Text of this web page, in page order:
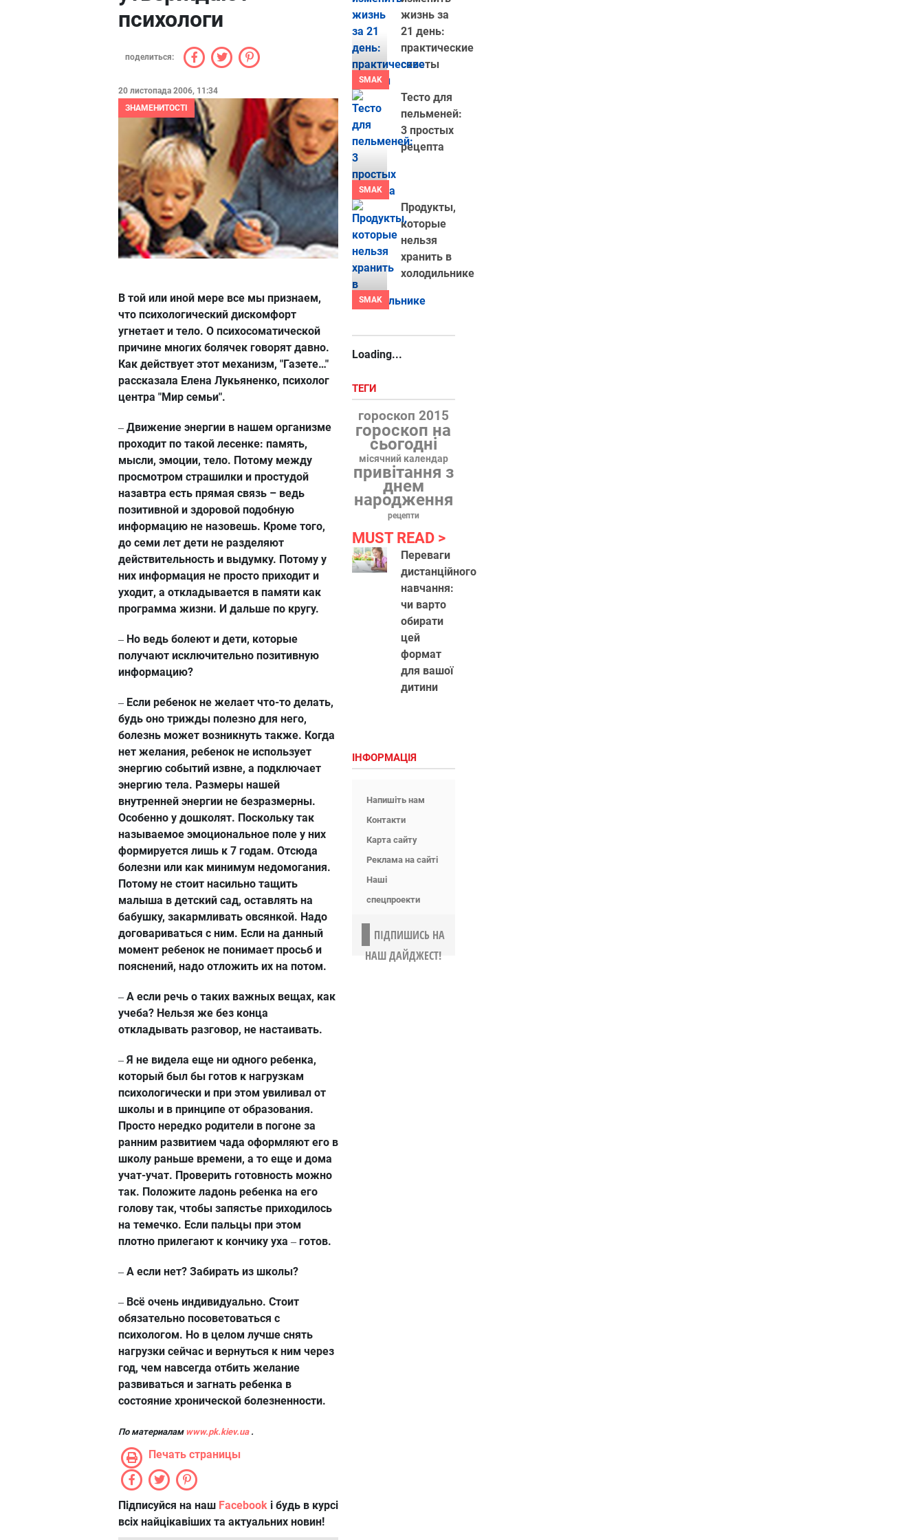
психологи
поделиться:
20 листопада 2006, 11:34
ЗНАМЕНИТОСТІ
В той или иной мере все мы признаем,
что психологический дискомфорт
угнетает и тело. О психосоматической
причине многих болячек говорят давно.
Как действует этот механизм, "Газете…"
рассказала Елена Лукьяненко, психолог
центра "Мир семьи".
– Движение энергии в нашем организме
проходит по такой лесенке: память,
мысли, эмоции, тело. Потому между
просмотром страшилки и простудой
назавтра есть прямая связь – ведь
позитивной и здоровой подобную
информацию не назовешь. Кроме того,
до семи лет дети не разделяют
действительность и выдумку. Потому у
них информация не просто приходит и
уходит, а откладывается в памяти как
программа жизни. И дальше по кругу.
– Но ведь болеют и дети, которые
получают исключительно позитивную
информацию?
– Если ребенок не желает что-то делать,
будь оно трижды полезно для него,
болезнь может возникнуть также. Когда
нет желания, ребенок не использует
энергию событий извне, а подключает
энергию тела. Размеры нашей
внутренней энергии не безразмерны.
Особенно у дошколят. Поскольку так
называемое эмоциональное поле у них
формируется лишь к 7 годам. Отсюда
болезни или как минимум недомогания.
Потому не стоит насильно тащить
малыша в детский сад, оставлять на
бабушку, закармливать овсянкой. Надо
договариваться с ним. Если на данный
момент ребенок не понимает просьб и
пояснений, надо отложить их на потом.
– А если речь о таких важных вещах, как
учеба? Нельзя же без конца
откладывать разговор, не настаивать.
– Я не видела еще ни одного ребенка,
который был бы готов к нагрузкам
психологически и при этом увиливал от
школы и в принципе от образования.
Просто нередко родители в погоне за
ранним развитием чада оформляют его в
школу раньше времени, а то еще и дома
учат-учат. Проверить готовность можно
так. Положите ладонь ребенка на его
голову так, чтобы запястье приходилось
на темечко. Если пальцы при этом
плотно прилегают к кончику уха – готов.
– А если нет? Забирать из школы?
– Всё очень индивидуально. Стоит
обязательно посоветоваться с
психологом. Но в целом лучше снять
нагрузки сейчас и вернуться к ним через
год, чем навсегда отбить желание
развиваться и загнать ребенка в
состояние хронической болезненности.
По материалам www.pk.kiev.ua.
Печать страницы
Підписуйся на наш Facebook і будь в курсі
всіх найцікавіших та актуальних новин!
SMAK
жизнь за
21 день:
практические
советы
SMAK
Тесто для
пельменей:
3 простых
рецепта
SMAK
Продукты,
которые
нельзя
хранить в
холодильнике
Loading...
ТЕГИ
гороскоп 2015
гороскоп на
сьогодні
місячний календар
привітання з
днем
народження
рецепти
MUST READ
Переваги
дистанційного
навчання:
чи варто
обирати
цей
формат
для вашої
дитини
ІНФОРМАЦІЯ
Напишіть нам
Контакти
Карта сайту
Реклама на сайті
Наші
спецпроекти
ПІДПИШИСЬ НА
НАШ ДАЙДЖЕСТ!